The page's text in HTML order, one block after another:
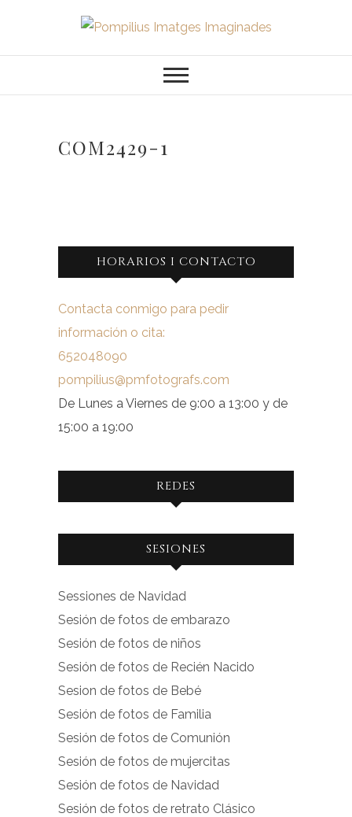
contenido
Pompilius
Imatges
Imaginades
COM2429-1
HORARIOS I CONTACTO
Contacta conmigo para pedir
información o cita:
652048090
pompilius@pmfotografs.com
De Lunes a Viernes de 9:00 a 13:00 y de
15:00 a 19:00
REDES
Ver
facebook.com
en
Facebook
Ver
instagram.com
en
Instagram
SESIONES
Sessiones de Navidad
Sesión de fotos de embarazo
Sesión de fotos de niños
Sesión de fotos de Recién Nacido
Sesion de fotos de Bebé
Sesión de fotos de Familia
Sesión de fotos de Comunión
Sesión de fotos de mujercitas
Sesión de fotos de Navidad
Sesión de fotos de retrato Clásico